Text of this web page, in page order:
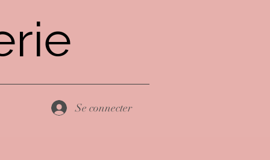
Se connecter